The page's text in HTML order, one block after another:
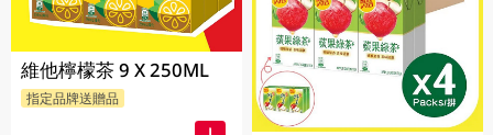
維他檸檬茶 9 X 250ML
指定品牌送贈品